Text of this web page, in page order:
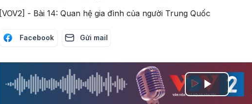
[VOV2] - Bài 14: Quan hệ gia đình của người Trung Quốc
Facebook Gửi mail
Play